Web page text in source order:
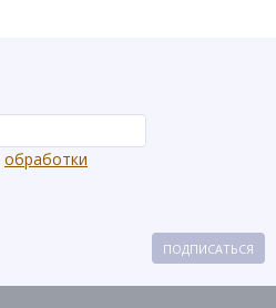
обработки
ПОДПИСАТЬСЯ